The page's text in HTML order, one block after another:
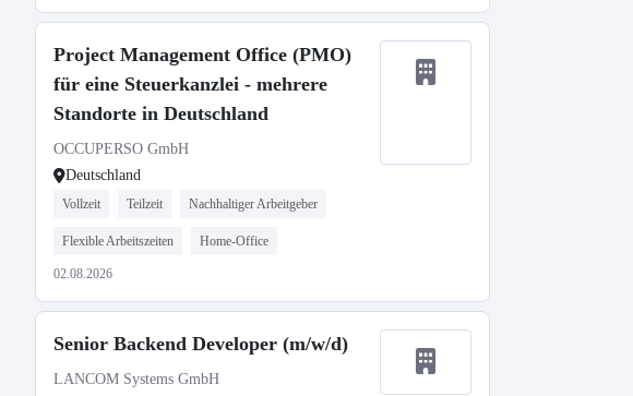
Project Management Office (PMO)
für eine Steuerkanzlei - mehrere
Standorte in Deutschland
OCCUPERSO GmbH
Deutschland
Vollzeit Teilzeit Nachhaltiger Arbeitgeber
Flexible Arbeitszeiten Home-Office
02.08.2026
Senior Backend Developer (m/w/d)
LANCOM Systems GmbH